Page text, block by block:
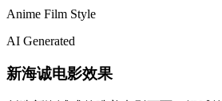
Anime Film Style
AI Generated
新海诚电影效果